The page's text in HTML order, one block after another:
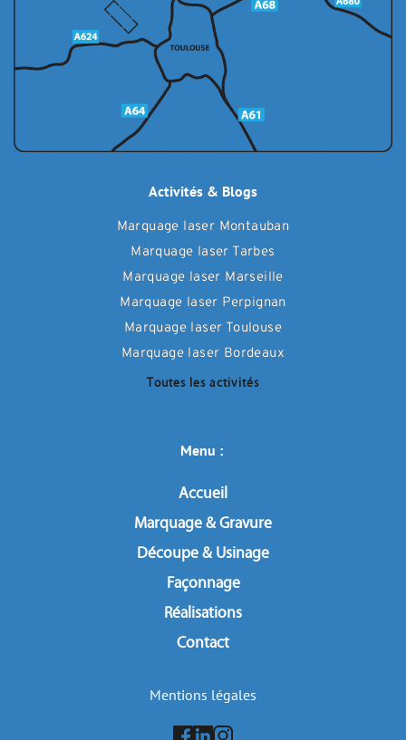
Activités & Blogs
Marquage laser Montauban
Marquage laser Tarbes
Marquage laser Marseille
Marquage laser Perpignan
Marquage laser Toulouse
Marquage laser Bordeaux
Toutes les activités
Menu :
Accueil
Marquage & Gravure
Découpe & Usinage
Façonnage
Réalisations
Contact
Mentions légales